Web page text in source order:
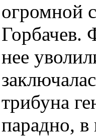
огромной
Горбачев.
нее
трибуна
парадно,